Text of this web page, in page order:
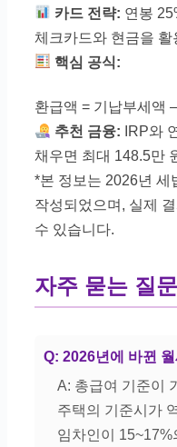
카드 전략: 연봉
체크카드와 현금을 활
핵심 공식:
환급액 = 기납부세액
추천 금융:
IRP와
채우면 최대 148.5만
*본 정보는 2026년 세
작성되었으며, 실제
수 있습니다.
자주 묻는 질문
Q: 2026년에 바뀐
A: 총급여 기준이
주택의 기준시가
임차인이 15~17%